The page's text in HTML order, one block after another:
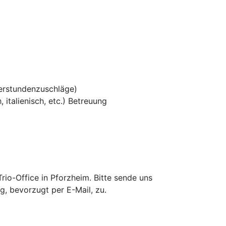
italienisch, etc.) Betreuung
Office in Pforzheim. Bitte sende uns
bevorzugt per E-Mail, zu.